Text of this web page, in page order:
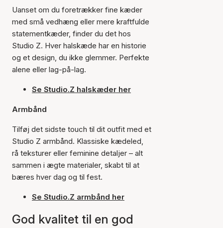
Uanset om du foretrækker fine kæder
med små vedhæng eller mere kraftfulde
statementkæder, finder du det hos
Studio Z. Hver halskæde har en historie
og et design, du ikke glemmer. Perfekte
alene eller lag-på-lag.
Se Studio.Z halskæder her
Armbånd
Tilføj det sidste touch til dit outfit med et
Studio Z armbånd. Klassiske kædeled,
rå teksturer eller feminine detaljer – alt
sammen i ægte materialer, skabt til at
bæres hver dag og til fest.
Se Studio.Z armbånd her
God kvalitet til en god